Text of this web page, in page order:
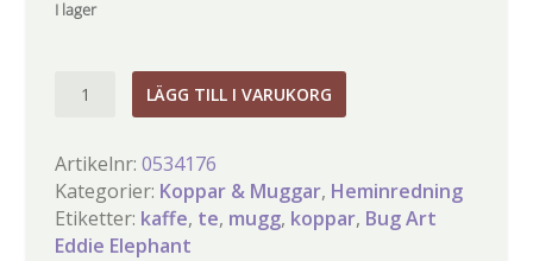
I lager
Bug
Elephant
Mugg
mängd
LÄGG TILL I VARUKORG
Artikelnr:0534176
Kategorier: Koppar & Muggar, Heminredning
Etiketter: kaffe, te, mugg, koppar, Bug Art
Eddie Elephant